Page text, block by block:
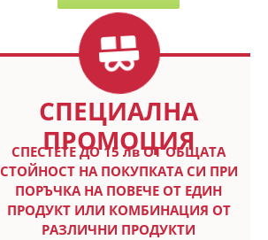
СПЕЦИАЛНА
ПРОМОЦИЯ
СПЕСТETE ДО 15 лв ОТ ОБЩАТА
СТОЙНОСТ НА ПОКУПКАТА СИ ПРИ
ПОРЪЧКА НА ПОВЕЧЕ ОТ ЕДИН
ПРОДУКТ ИЛИ КОМБИНАЦИЯ ОТ
РАЗЛИЧНИ ПРОДУКТИ